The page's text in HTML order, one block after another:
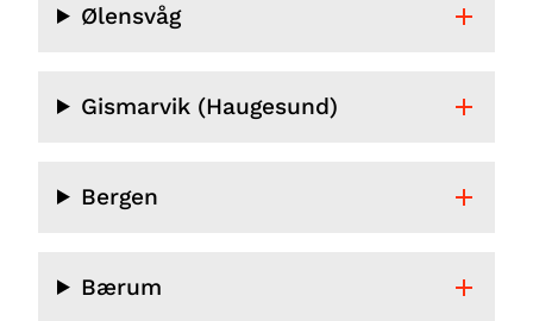
Ølensvåg
Gismarvik (Haugesund)
Bergen
Bærum